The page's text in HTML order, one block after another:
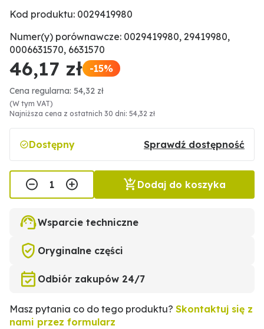
Kod produktu: 0029419980
Numer(y) porównawcze: 0029419980, 29419980,
0006631570, 6631570
46,17 zł -15%
Cena regularna: 54,32 zł
(W tym VAT)
Najniższa cena z ostatnich 30 dni: 54,32 zł
Dostępny Sprawdź dostępność
Dodaj do koszyka
Wsparcie techniczne
Oryginalne części
Odbiór zakupów 24/7
Masz pytania co do tego produktu? Skontaktuj się z
nami przez formularz